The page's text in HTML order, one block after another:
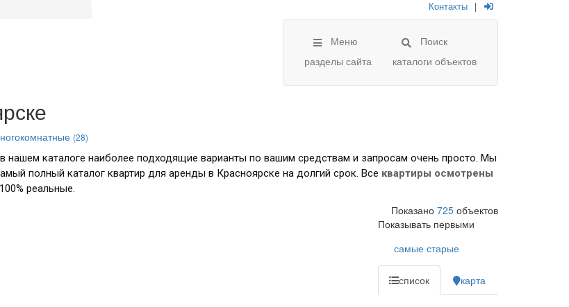
Контакты |
Меню
разделы сайта
Поиск
каталоги объектов
(28)
нашем каталоге наиболее подходящие варианты по вашим средствам и запросам очень просто. Мы
полный каталог квартир для аренды в Красноярске на долгий срок. Все квартиры осмотрены
реальные.
Показано 725 объектов
Показывать первыми
самые старые
список карта